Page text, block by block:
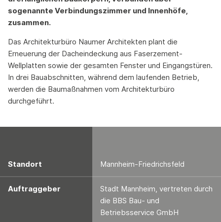
sogenannte Verbindungszimmer und Innenhöfe,
zusammen.
Das Architekturbüro Naumer Architekten plant die
Erneuerung der Dacheindeckung aus Faserzement-
Wellplatten sowie der gesamten Fenster und Eingangstüren.
In drei Bauabschnitten, während dem laufenden Betrieb,
werden die Baumaßnahmen vom Architekturbüro
durchgeführt.
Standort Mannheim-Friedrichsfeld
Auftraggeber
Stadt Mannheim, vertreten durch
die BBS Bau- und
Betriebsservice GmbH